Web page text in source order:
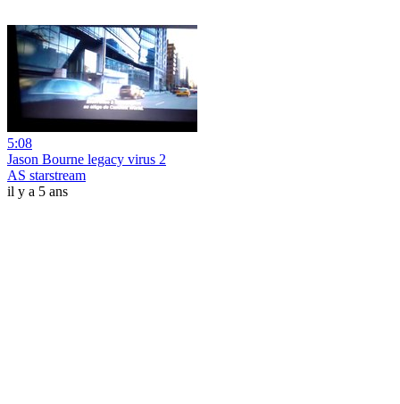
5:08
Jason Bourne legacy virus 2
AS starstream
il y a 5 ans